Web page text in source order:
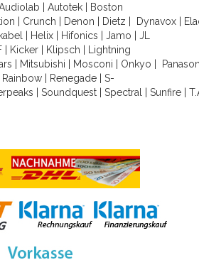
Autotek
Boston
Crunch Denon Dietz Dynavox
Helix Hifonics Jamo
JL
| Kicker| Klipsch
Lightning
Mitsubishi Mosconi Onkyo
Rainbow| Renegade| S-
Soundquest Spectral Sunfire